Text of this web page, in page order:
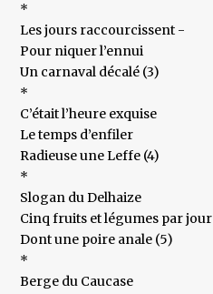
*
Les jours raccourcissent -
Pour niquer l’ennui
Un carnaval décalé (3)
*
C’était l’heure exquise
Le temps d’enfiler
Radieuse une Leffe (4)
*
Slogan du Delhaize
Cinq fruits et légumes par jour
Dont une poire anale (5)
*
Berge du Caucase